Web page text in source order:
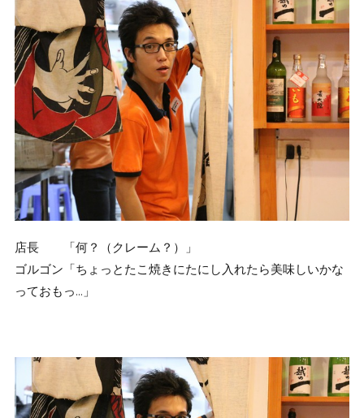
店長 「何？（クレーム？）」
ゴルゴン「ちょっとたこ焼きにたにし入れたら美味しいかな
っておもっ…」